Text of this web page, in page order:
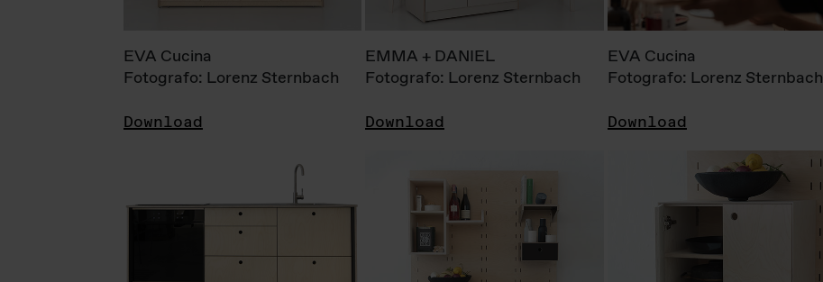
EVA Cucina
Fotografo: Lorenz Sternbach
Download
EMMA + DANIEL
Fotografo: Lorenz Sternbach
Download
EVA Cucina
Fotografo: Lorenz Sternbach
Download